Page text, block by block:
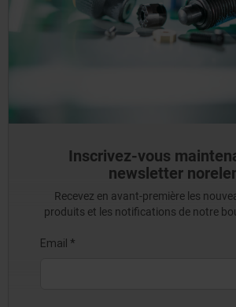
Inscrivez-vous
newsletter
Recevez en avant-première les
produits et les notifications de notre